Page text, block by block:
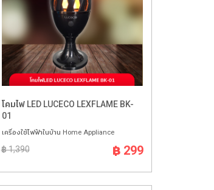
โคมไฟ LED LUCECO LEXFLAME BK-
01
เครื่องใช้ไฟฟ้าในบ้าน Home Appliance
฿ 1,390 ฿ 299